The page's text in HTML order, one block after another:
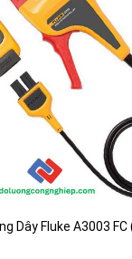
Dây Fluke A3003 FC